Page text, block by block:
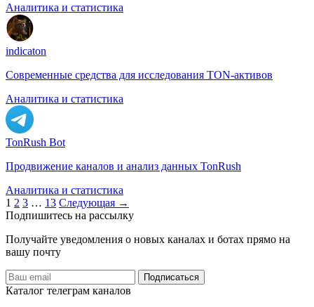
Аналитика и статистика
indicaton
Современные средства для исследования TON-активов
Аналитика и статистика
TonRush Bot
Продвижение каналов и анализ данных TonRush
Аналитика и статистика
Пагинация
записей
1 2 3 … 13 Следующая →
Подпишитесь на рассылку
Получайте уведомления о новых каналах и ботаx прямо на
вашу почту
Подписаться
Каталог телеграм каналов